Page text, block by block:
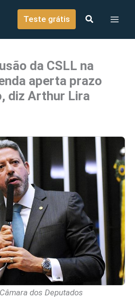
Teste grátis
da CSLL na
aperta prazo
diz Arthur Lira
dos Deputados